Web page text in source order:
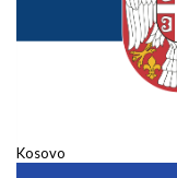
Kosovo